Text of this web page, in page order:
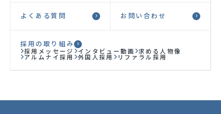
お問い合わせ
プライバシーポリシー
よくある質問 お問い合わせ
採用の取り組み
採用メッセージ インタビュー動画 求める人物像
アルムナイ採用 外国人採用 リファラル採用